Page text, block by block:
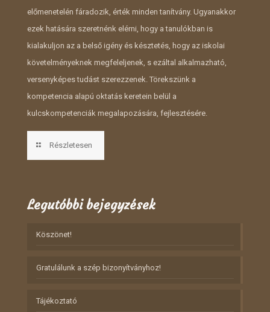
előmenetelén fáradozik, érték minden tanítvány. Ugyanakkor
ezek hatására szeretnénk elérni, hogy a tanulókban is
kialakuljon az a belső igény és késztetés, hogy az iskolai
követelményeknek megfeleljenek, s ezáltal alkalmazható,
versenyképes tudást szerezzenek. Törekszünk a
kompetencia alapú oktatás keretein belül a
kulcskompetenciák megalapozására, fejlesztésére.
Részletesen
Legutóbbi bejegyzések
Köszönet!
Gratulálunk a szép bizonyítványhoz!
Tájékoztató